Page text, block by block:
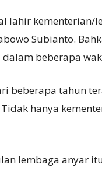
lahir kementerian/
Subianto.
beberapa
beberapa tahun
hanya
lembaga anyar